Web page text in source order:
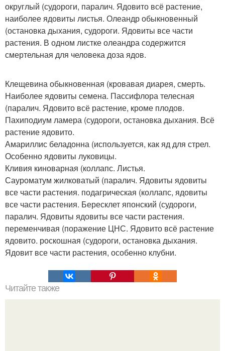
округлый (судороги, паралич. Ядовито всё растение,
наиболее ядовиты листья. Олеандр обыкновенный
(остановка дыхания, судороги. Ядовиты все части
растения. В одном листке олеандра содержится
смертельная для человека доза ядов.
Клещевина обыкновенная (кровавая диарея, смерть.
Наиболее ядовиты семена. Пассифлора телесная
(паралич. Ядовито всё растение, кроме плодов.
Пахиподиум ламера (судороги, остановка дыхания. Всё
растение ядовито.
Амариллис беладонна (используется, как яд для стрел.
Особенно ядовиты луковицы.
Кливия киноварная (коллапс. Листья.
Сауроматум жилковатый (паралич. Ядовиты ядовиты
все части растения. подагрическая (коллапс, ядовиты
все части растения. Бересклет японский (судороги,
паралич. Ядовиты ядовиты все части растения.
переменчивая (поражение ЦНС. Ядовито всё растение
ядовито. роскошная (судороги, остановка дыхания.
Ядовит все части растения, особенно клубни.
Читайте также